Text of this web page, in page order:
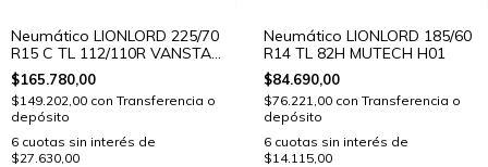
Neumático LIONLORD 225/70
R15 C TL 112/110R VANSTAR
C01
$165.780,00
$149.202,00 con Transferencia o
depósito
6 cuotas sin interés de
$27.630,00
Neumático LIONLORD 185/60
R14 TL 82H MUTECH H01
$84.690,00
$76.221,00 con Transferencia o
depósito
6 cuotas sin interés de
$14.115,00